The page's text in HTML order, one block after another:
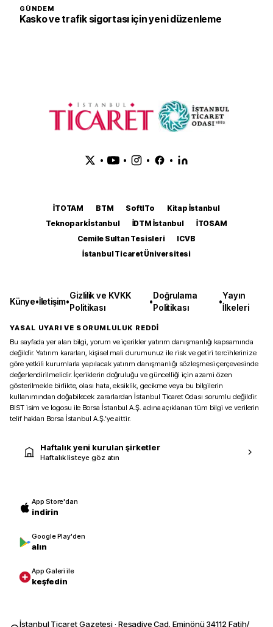
GÜNDEM
Kasko ve trafik sigortası için yeni düzenleme
• • • •
İTOTAM BTM SoftITo
Kitap İstanbul
Teknopark İstanbul
İDTM İstanbul
İTOSAM
Cemile Sultan Tesisleri
ICVB
İstanbul Ticaret Üniversitesi
Künye•İletişim•
Gizlilik ve KVKK
Politikası
•
Doğrulama
Politikası
•
Yayın
İlkeleri
YASAL UYARI VE SORUMLULUK REDDİ
Bu sayfada yer alan bilgi, yorum ve içerikler yatırım danışmanlığı kapsamında
değildir. Yatırım kararları, kişisel mali durumunuz ile risk ve getiri tercihlerinize
göre yetkili kurumlarla yapılacak yatırım danışmanlığı sözleşmesi çerçevesinde
değerlendirilmelidir. İçeriklerin doğruluğu ve güncelliği için azami özen
gösterilmekle birlikte, olası hata, eksiklik, gecikme veya bu bilgilerin
kullanımından doğabilecek zararlardan İstanbul Ticaret Odası sorumlu değildir.
BIST isim ve logosu ile Borsa İstanbul A.Ş. adına açıklanan tüm bilgi ve verilerin
telif hakları Borsa İstanbul A.Ş.’ye aittir.
Haftalık yeni kurulan şirketler
Haftalık listeye göz atın
App Store'dan
indirin
Google Play'den
alın
App Galeri ile
keşfedin
İstanbul Ticaret Gazetesi · Reşadiye Cad. Eminönü 34112 Fatih/